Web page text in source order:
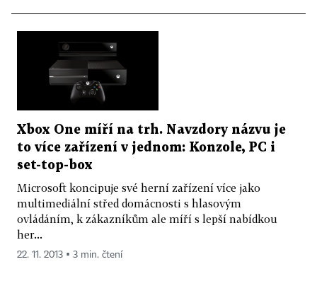
Xbox One míří na trh. Navzdory názvu je
to více zařízení v jednom: Konzole, PC i
set-top-box
Microsoft koncipuje své herní zařízení více jako
multimediální střed domácnosti s hlasovým
ovládáním, k zákazníkům ale míří s lepší nabídkou
her...
22. 11. 2013 ▪ 3 min. čtení